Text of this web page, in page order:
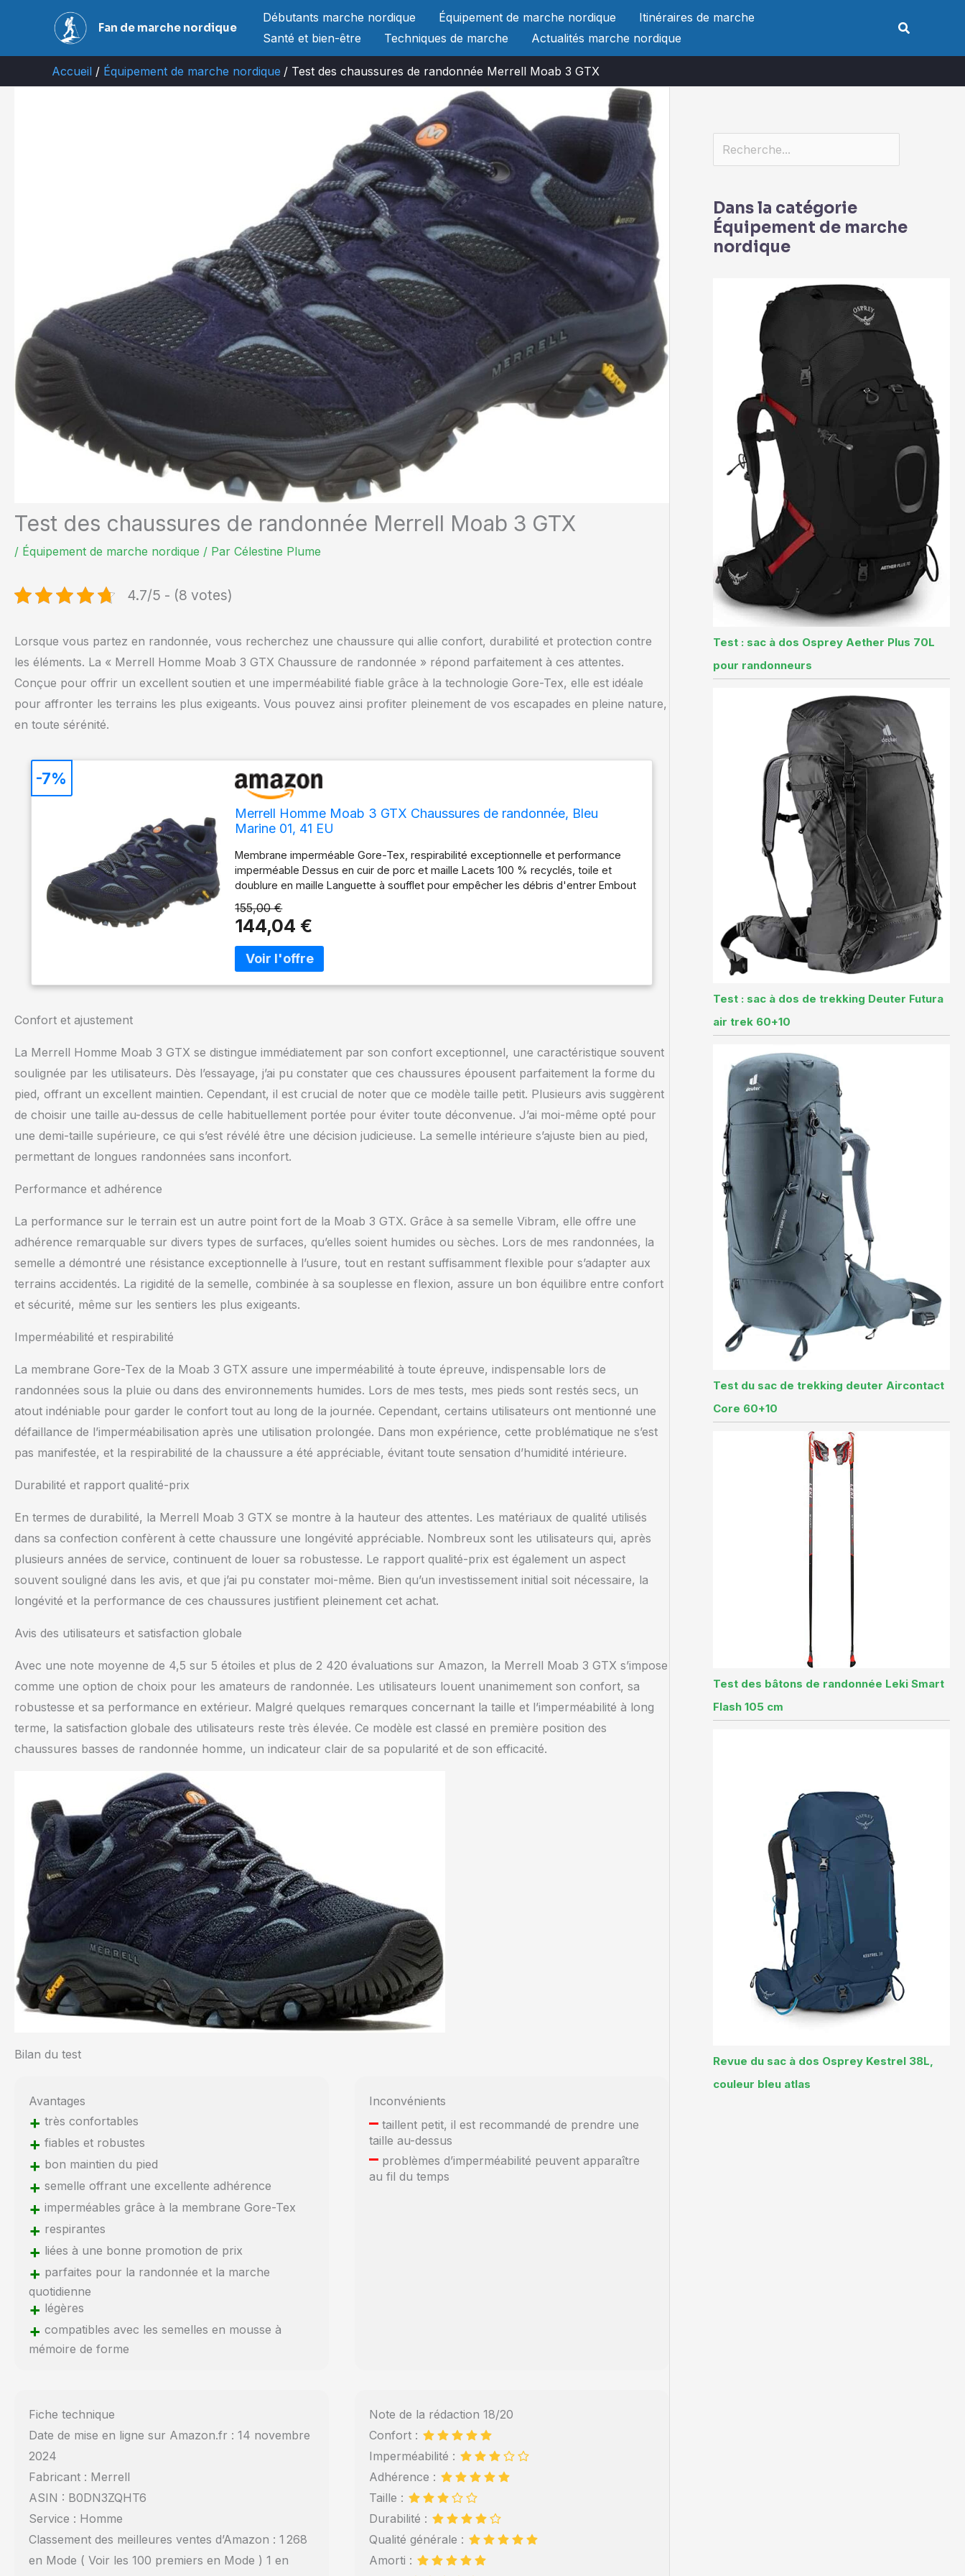
Fan de marche nordique
Débutants marche nordique Équipement de marche nordique
Itinéraires de marche
Santé et bien-être
Techniques de marche Actualités marche nordique
Rechercher
Accueil Équipement de marche nordique Test des chaussures de randonnée Merrell Moab 3 GTX
Test des chaussures de randonnée Merrell Moab 3 GTX
/ Équipement de marche nordique / Par Célestine Plume
4.7/5 - (8 votes)
Lorsque vous partez en randonnée, vous recherchez une chaussure qui allie confort, durabilité et protection contre
les éléments. La « Merrell Homme Moab 3 GTX Chaussure de randonnée » répond parfaitement à ces attentes.
Conçue pour offrir un excellent soutien et une imperméabilité fiable grâce à la technologie Gore-Tex, elle est idéale
pour affronter les terrains les plus exigeants. Vous pouvez ainsi profiter pleinement de vos escapades en pleine nature,
en toute sérénité.
Merrell Homme Moab 3 GTX Chaussures de randonnée, Bleu
Marine 01, 41 EU
Membrane imperméable Gore-Tex, respirabilité exceptionnelle et performance
imperméable Dessus en cuir de porc et maille Lacets 100 % recyclés, toile et
doublure en maille Languette à soufflet pour empêcher les débris d'entrer Embout
155,00 €
144,04 €
-7%
Confort et ajustement
La Merrell Homme Moab 3 GTX se distingue immédiatement par son confort exceptionnel, une caractéristique souvent
soulignée par les utilisateurs. Dès l’essayage, j’ai pu constater que ces chaussures épousent parfaitement la forme du
pied, offrant un excellent maintien. Cependant, il est crucial de noter que ce modèle taille petit. Plusieurs avis suggèrent
de choisir une taille au-dessus de celle habituellement portée pour éviter toute déconvenue. J’ai moi-même opté pour
une demi-taille supérieure, ce qui s’est révélé être une décision judicieuse. La semelle intérieure s’ajuste bien au pied,
permettant de longues randonnées sans inconfort.
Performance et adhérence
La performance sur le terrain est un autre point fort de la Moab 3 GTX. Grâce à sa semelle Vibram, elle offre une
adhérence remarquable sur divers types de surfaces, qu’elles soient humides ou sèches. Lors de mes randonnées, la
semelle a démontré une résistance exceptionnelle à l’usure, tout en restant suffisamment flexible pour s’adapter aux
terrains accidentés. La rigidité de la semelle, combinée à sa souplesse en flexion, assure un bon équilibre entre confort
et sécurité, même sur les sentiers les plus exigeants.
Imperméabilité et respirabilité
La membrane Gore-Tex de la Moab 3 GTX assure une imperméabilité à toute épreuve, indispensable lors de
randonnées sous la pluie ou dans des environnements humides. Lors de mes tests, mes pieds sont restés secs, un
atout indéniable pour garder le confort tout au long de la journée. Cependant, certains utilisateurs ont mentionné une
défaillance de l’imperméabilisation après une utilisation prolongée. Dans mon expérience, cette problématique ne s’est
pas manifestée, et la respirabilité de la chaussure a été appréciable, évitant toute sensation d’humidité intérieure.
Durabilité et rapport qualité-prix
En termes de durabilité, la Merrell Moab 3 GTX se montre à la hauteur des attentes. Les matériaux de qualité utilisés
dans sa confection confèrent à cette chaussure une longévité appréciable. Nombreux sont les utilisateurs qui, après
plusieurs années de service, continuent de louer sa robustesse. Le rapport qualité-prix est également un aspect
souvent souligné dans les avis, et que j’ai pu constater moi-même. Bien qu’un investissement initial soit nécessaire, la
longévité et la performance de ces chaussures justifient pleinement cet achat.
Avis des utilisateurs et satisfaction globale
Avec une note moyenne de 4,5 sur 5 étoiles et plus de 2 420 évaluations sur Amazon, la Merrell Moab 3 GTX s’impose
comme une option de choix pour les amateurs de randonnée. Les utilisateurs louent unanimement son confort, sa
robustesse et sa performance en extérieur. Malgré quelques remarques concernant la taille et l’imperméabilité à long
terme, la satisfaction globale des utilisateurs reste très élevée. Ce modèle est classé en première position des
chaussures basses de randonnée homme, un indicateur clair de sa popularité et de son efficacité.
Bilan du test
Avantages
+ très confortables
+ fiables et robustes
+ bon maintien du pied
+ semelle offrant une excellente adhérence
+ imperméables grâce à la membrane Gore-Tex
+ respirantes
+ liées à une bonne promotion de prix
+ parfaites pour la randonnée et la marche
quotidienne
+ légères
+ compatibles avec les semelles en mousse à
mémoire de forme
Inconvénients
– taillent petit, il est recommandé de prendre une
taille au-dessus
– problèmes d’imperméabilité peuvent apparaître
au fil du temps
Fiche technique
Date de mise en ligne sur Amazon.fr : 14 novembre
2024
Fabricant : Merrell
ASIN : B0DN3ZQHT6
Service : Homme
Classement des meilleures ventes d’Amazon : 1 268
en Mode ( Voir les 100 premiers en Mode ) 1 en
Note de la rédaction 18/20
Confort :
Imperméabilité :
Adhérence :
Taille :
Durabilité :
Qualité générale :
Amorti :
Rechercher
Dans la catégorie
Équipement de marche
nordique
Test : sac à dos Osprey Aether Plus 70L
pour randonneurs
Test : sac à dos de trekking Deuter Futura
air trek 60+10
Test du sac de trekking deuter Aircontact
Core 60+10
Test des bâtons de randonnée Leki Smart
Flash 105 cm
Revue du sac à dos Osprey Kestrel 38L,
couleur bleu atlas